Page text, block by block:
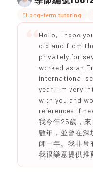
*Long-term tutoring
Hello, I hope
old and from
privately for
worked as an
international
year. I'm very
with you and
references if
我今年25歲，
數年，並曾在深
師一年。我非常
我很樂意提供推